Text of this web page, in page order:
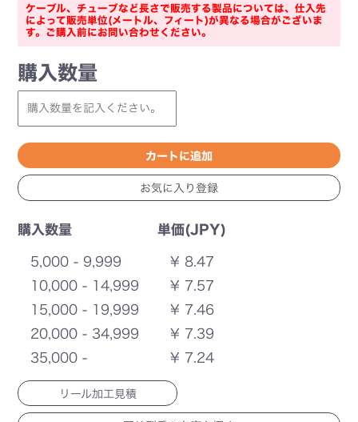
ケーブル、チューブなど長さで販売する製品については、仕入先
によって販売単位(メートル、フィート)が異なる場合がございま
す。ご購入前にお問い合わせください。
購入数量
購入数量 単価(JPY)
5,000 - 9,999
¥ 8.47
10,000 - 14,999
¥ 7.57
15,000 - 19,999
¥ 7.46
20,000 - 34,999
¥ 7.39
35,000 -
¥ 7.24
リール加工見積